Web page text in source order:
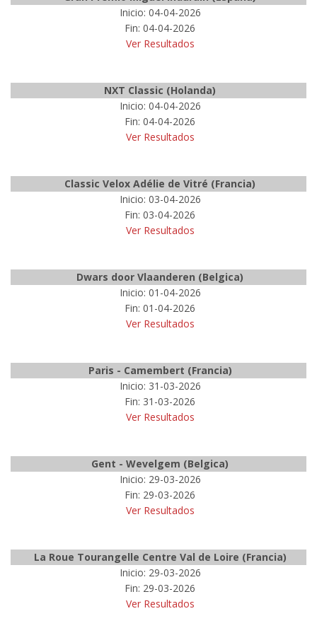
Inicio: 04-04-2026
Fin: 04-04-2026
Ver Resultados
NXT Classic (Holanda)
Inicio: 04-04-2026
Fin: 04-04-2026
Ver Resultados
Classic Velox Adélie de Vitré (Francia)
Inicio: 03-04-2026
Fin: 03-04-2026
Ver Resultados
Dwars door Vlaanderen (Belgica)
Inicio: 01-04-2026
Fin: 01-04-2026
Ver Resultados
Paris - Camembert (Francia)
Inicio: 31-03-2026
Fin: 31-03-2026
Ver Resultados
Gent - Wevelgem (Belgica)
Inicio: 29-03-2026
Fin: 29-03-2026
Ver Resultados
La Roue Tourangelle Centre Val de Loire (Francia)
Inicio: 29-03-2026
Fin: 29-03-2026
Ver Resultados